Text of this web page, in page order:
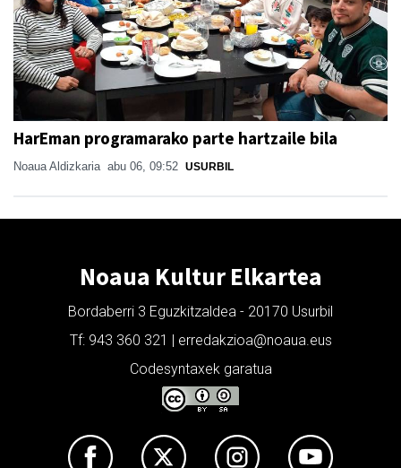
HarEman programarako parte hartzaile bila
Noaua Aldizkaria abu 06, 09:52 USURBIL
Noaua Kultur Elkartea
Bordaberri 3 Eguzkitzaldea - 20170 Usurbil
Tf: 943 360 321 | erredakzioa@noaua.eus
Codesyntaxek garatua